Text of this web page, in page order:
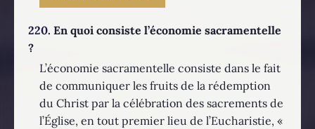
220. En quoi consiste l’économie sacramentelle
?
L’économie sacramentelle consiste dans le fait
de communiquer les fruits de la rédemption
du Christ par la célébration des sacrements de
l’Église, en tout premier lieu de l’Eucharistie, «